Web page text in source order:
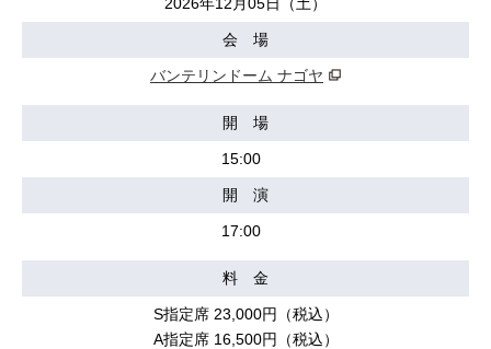
会 場
バンテリンドーム ナゴヤ
開 場
15:00
開 演
17:00
料 金
S指定席 23,000円（税込）
A指定席 16,500円（税込）